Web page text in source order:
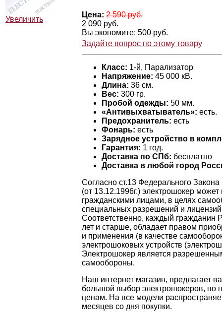
Увеличить
Цена: 2 590 руб.
2 090 руб.
Вы экономите: 500 руб.
Задайте вопрос по этому товару
Класс: 1-й, Парализатор
Напряжение: 45 000 кВ.
Длина: 36 см.
Вес: 300 гр.
Пробой одежды: 50 мм.
«Антивыхватыватель»: есть.
Предохранитель: есть
Фонарь: есть
Зарядное устройство в
Гарантия: 1 год.
Доставка по СПб: бесплатно
Доставка в любой город
Согласно ст.13 Федерального
(от 13.12.1996г.) электрошокер может
гражданскими лицами, в целях
специальных разрешений и
Соответственно, каждый гражданин
лет и старше, обладает правом
и применения (в качестве
электрошоковых устройств
Электрошокер является
самообороны.
Наш интернет магазин, предлагает
большой выбор электрошокеров, по
ценам. На все модели
месяцев со дня покупки.